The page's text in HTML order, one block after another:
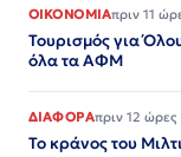
ΟΙΚΟΝΟΜΙΑπριν 11
Τουρισμός για
όλα τα ΑΦΜ
ΔΙΑΦΟΡΑπριν 12 ώρες
Το κράνος του